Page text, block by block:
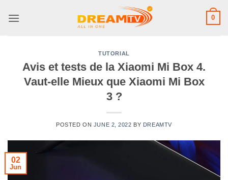
0
TUTORIAL
Avis et tests de la Xiaomi Mi Box 4.
Vaut-elle Mieux que Xiaomi Mi Box
3 ?
POSTED ON JUNE 2, 2022 BY DREAMTV
02
Jun